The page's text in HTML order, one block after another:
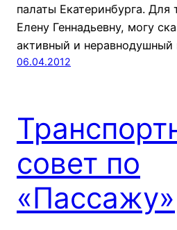
палаты Екатеринбурга. Для
Елену Геннадьевну, могу
активный и неравнодушный
06.04.2012
совет по
«Пассажу»